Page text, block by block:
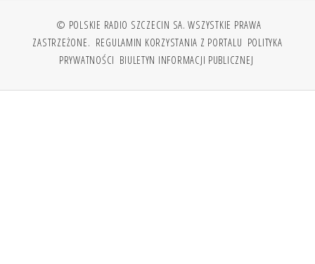
© POLSKIE RADIO SZCZECIN SA. WSZYSTKIE PRAWA
ZASTRZEŻONE. REGULAMIN KORZYSTANIA Z PORTALU POLITYKA
PRYWATNOŚCI BIULETYN INFORMACJI PUBLICZNEJ